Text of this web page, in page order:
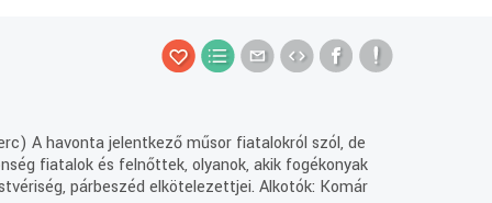
A havonta jelentkező műsor fiatalokról szól, de
fiatalok és felnőttek, olyanok, akik fogékonyak
párbeszéd elkötelezettjei. Alkotók: Komár